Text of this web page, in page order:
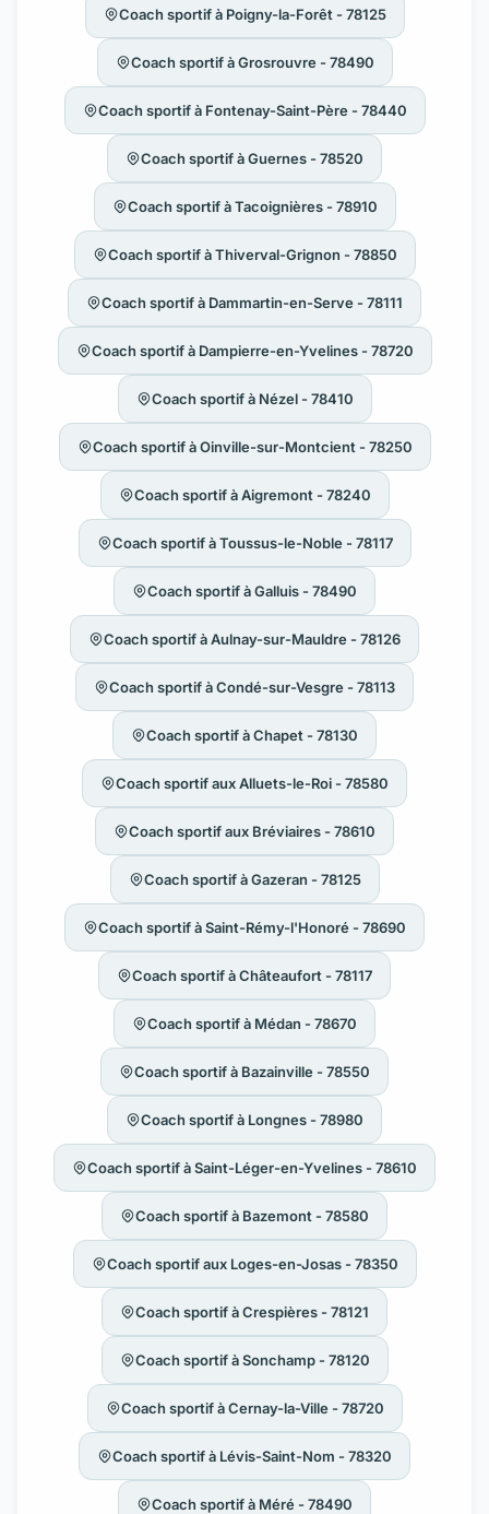
Coach sportif à Poigny-la-Forêt - 78125
Coach sportif à Grosrouvre - 78490
Coach sportif à Fontenay-Saint-Père - 78440
Coach sportif à Guernes - 78520
Coach sportif à Tacoignières - 78910
Coach sportif à Thiverval-Grignon - 78850
Coach sportif à Dammartin-en-Serve - 78111
Coach sportif à Dampierre-en-Yvelines - 78720
Coach sportif à Nézel - 78410
Coach sportif à Oinville-sur-Montcient - 78250
Coach sportif à Aigremont - 78240
Coach sportif à Toussus-le-Noble - 78117
Coach sportif à Galluis - 78490
Coach sportif à Aulnay-sur-Mauldre - 78126
Coach sportif à Condé-sur-Vesgre - 78113
Coach sportif à Chapet - 78130
Coach sportif aux Alluets-le-Roi - 78580
Coach sportif aux Bréviaires - 78610
Coach sportif à Gazeran - 78125
Coach sportif à Saint-Rémy-l'Honoré - 78690
Coach sportif à Châteaufort - 78117
Coach sportif à Médan - 78670
Coach sportif à Bazainville - 78550
Coach sportif à Longnes - 78980
Coach sportif à Saint-Léger-en-Yvelines - 78610
Coach sportif à Bazemont - 78580
Coach sportif aux Loges-en-Josas - 78350
Coach sportif à Crespières - 78121
Coach sportif à Sonchamp - 78120
Coach sportif à Cernay-la-Ville - 78720
Coach sportif à Lévis-Saint-Nom - 78320
Coach sportif à Méré - 78490